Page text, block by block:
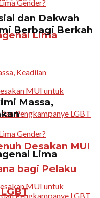
Lima
Desakan MUI
bagi Pelaku
dan Dakwah
Berbagi Berkah
Massa,
Lima